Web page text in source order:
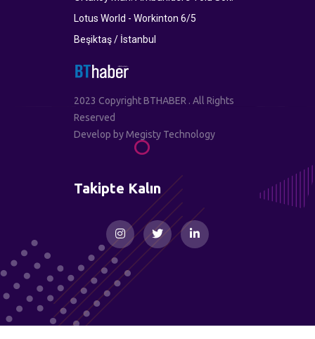
Lotus World - Workinton 6/5
Beşiktaş / İstanbul
2023 Copyright BTHABER . All Rights
Reserved
Develop byMegisty Technology
Takipte Kalın